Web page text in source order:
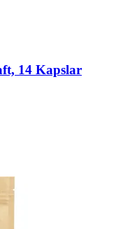
14 Kapslar